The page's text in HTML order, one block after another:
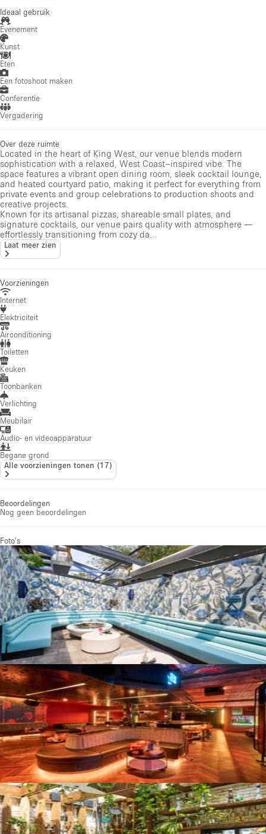
Ideaal gebruik
Evenement
Kunst
Eten
Een fotoshoot maken
Conferentie
Vergadering
Over deze ruimte
Located in the heart of King West, our venue blends modern
sophistication with a relaxed, West Coast–inspired vibe. The
space features a vibrant open dining room, sleek cocktail lounge,
and heated courtyard patio, making it perfect for everything from
private events and group celebrations to production shoots and
creative projects.
Known for its artisanal pizzas, shareable small plates, and
signature cocktails, our venue pairs quality with atmosphere —
effortlessly transitioning from cozy da...
Laat meer zien
Voorzieningen
Internet
Elektriciteit
Airconditioning
Toiletten
Keuken
Toonbanken
Verlichting
Meubilair
Audio- en videoapparatuur
Begane grond
Alle voorzieningen tonen (17)
Beoordelingen
Nog geen beoordelingen
Foto's